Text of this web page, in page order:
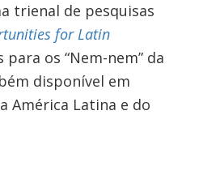
trienal de pesquisas
for Latin
os “Nem-nem” da
disponível em
América Latina e do